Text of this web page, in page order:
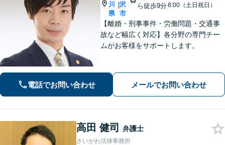
川
県
|沢
市
ら徒歩9分8:00（土日祝日）
【離婚・刑事事件・労働問題・交通事
故など幅広く対応】各分野の専門チー
ムがお客様をサポートします。
電話でお問い合わせ メールでお問い合わせ
高田 健司 弁護士
さいがわ法律事務所